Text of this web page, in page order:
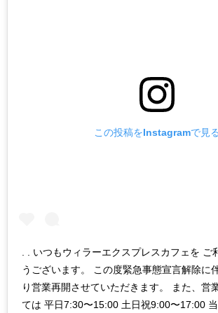
この投稿をInstagramで見る
. . いつもウィラーエクスプレスカフェを ご
うございます。 この度緊急事態宣言解除に
り営業再開させていただきます。 また、営
ては 平日7:30〜15:00 土日祝9:00〜17:00